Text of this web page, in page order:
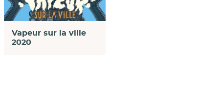
Vapeur sur la ville
2020